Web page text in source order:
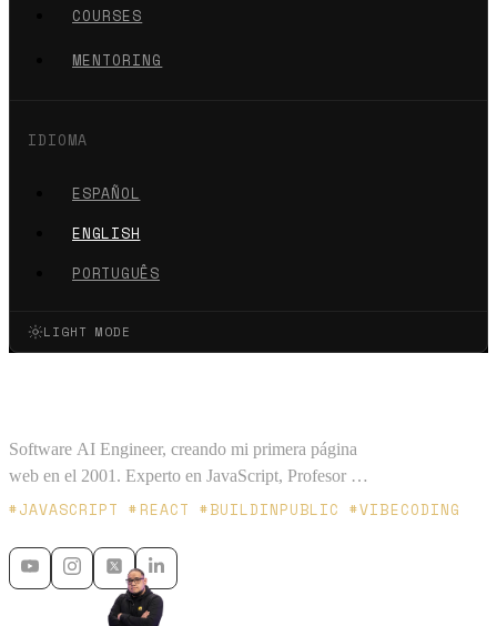
COURSES
MENTORING
IDIOMA
ESPAÑOL
ENGLISH
PORTUGUÊS
LIGHT MODE
Software AI Engineer, creando mi primera página
web en el 2001. Experto en JavaScript, Profesor en
Platzi y Microsoft MVP - 🇲🇽 🇨🇴
#JAVASCRIPT #REACT #BUILDINPUBLIC #VIBECODING